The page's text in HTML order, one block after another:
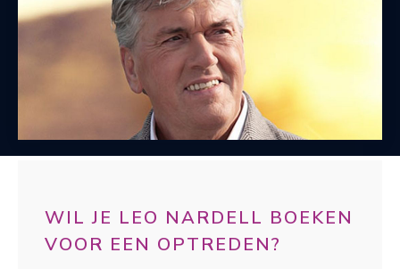
WIL JE LEO NARDELL BOEKEN
VOOR EEN OPTREDEN?